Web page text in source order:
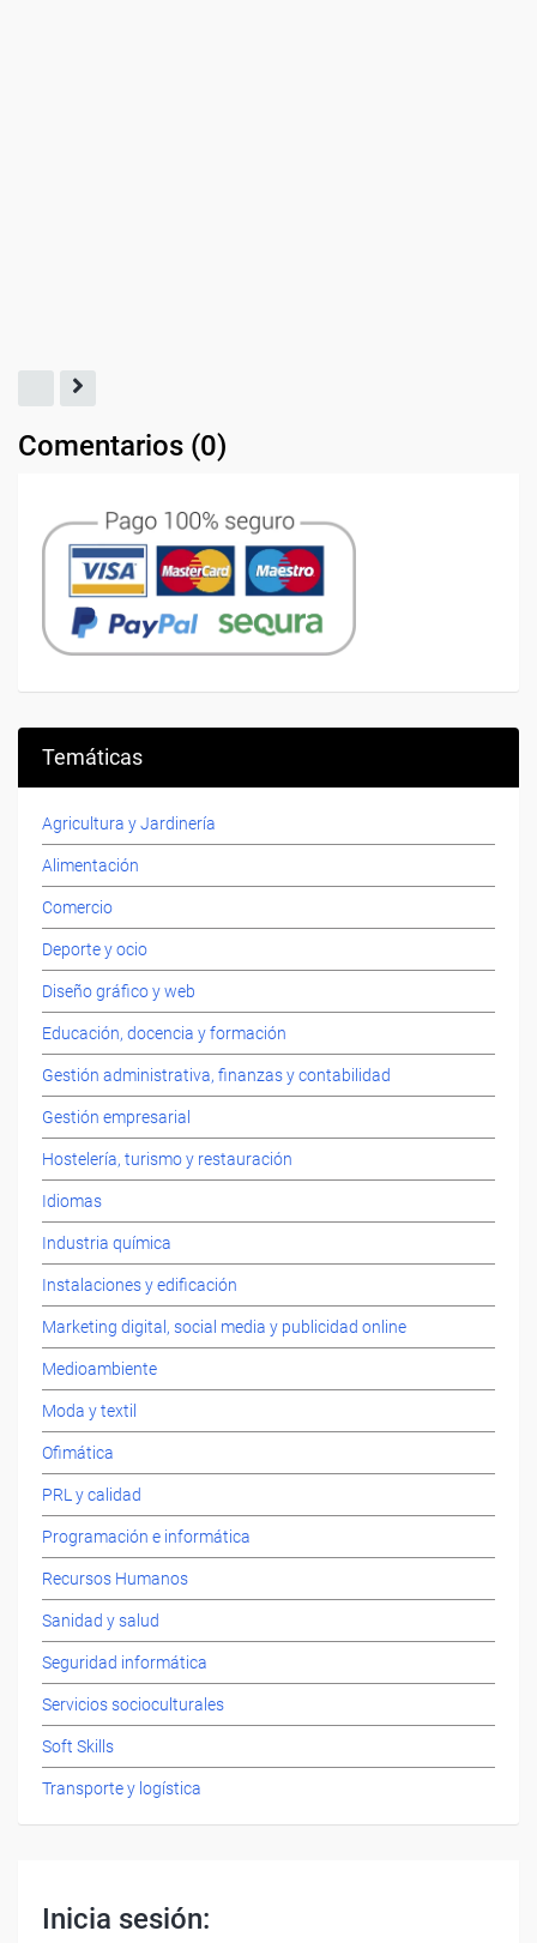
Comentarios (0)
Temáticas
Agricultura y Jardinería
Alimentación
Comercio
Deporte y ocio
Diseño gráfico y web
Educación, docencia y formación
Gestión administrativa, finanzas y contabilidad
Gestión empresarial
Hostelería, turismo y restauración
Idiomas
Industria química
Instalaciones y edificación
Marketing digital, social media y publicidad online
Medioambiente
Moda y textil
Ofimática
PRL y calidad
Programación e informática
Recursos Humanos
Sanidad y salud
Seguridad informática
Servicios socioculturales
Soft Skills
Transporte y logística
Inicia sesión: